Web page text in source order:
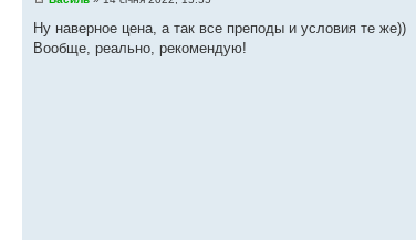
Ну наверное цена, а так все преподы и условия те же))
Вообще, реально, рекомендую!